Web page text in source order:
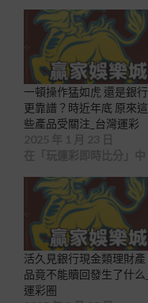
一頓操作猛如虎 還是銀行
更靠譜？時近年底 原來這
些產品受關注_台灣運彩
活久見銀行現金類理財產
品竟不能贖回發生了什么_
運彩圈